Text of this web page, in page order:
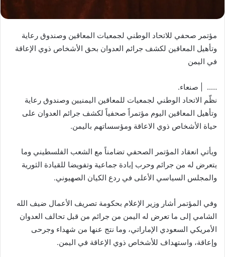
مؤتمر صحفي للاتحاد الوطني لجمعيات المعاقين وصندوق رعاية
وتأهيل المعاقين لكشف جرائم العدوان بحق الأشخاص ذوي الإعاقة
في اليمن
….. | صنعاء.
نظّم الاتحاد الوطني لجمعيات للمعاقين اليمنيين وصندوق رعاية
وتأهيل المعاقين اليوم مؤتمراً صحفياً لكشف جرائم العدوان على
حياة الأشخاص ذوي الاعاقة ومؤسساتهم باليمن.
ويأتي انعقاد المؤتمر الصحفي تضامناً مع الشعب الفلسطيني وما
يتعرض له من جرائم وحرب إبادة جماعية وتفويضا للقيادة الثورية
والمجلس السياسي الأعلى في ردع الكيان الصهيوني.
وفي المؤتمر أشار وزير الإعلام بحكومة تصريف الأعمال ضيف الله
الشامي إلى ما تعرض له اليمن من جرائم من قبل تحالف العدوان
الأمريكي السعودي الإماراتي، وما نتج عنها من شهداء وجرحى
وإعاقة، واستهداف للأشخاص ذوي الإعاقة في اليمن.